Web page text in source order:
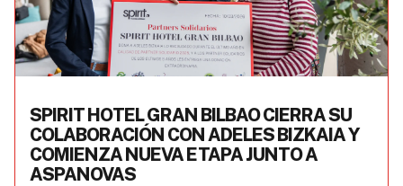
SPIRIT HOTEL GRAN BILBAO CIERRA SU
COLABORACIÓN CON ADELES BIZKAIA Y
COMIENZA NUEVA ETAPA JUNTO A
ASPANOVAS